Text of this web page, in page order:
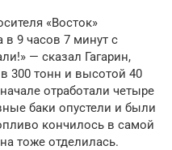
«Восток»
в 9 часов 7 минут с
— сказал Гагарин,
300 тонн и высотой 40
отработали четыре
баки опустели и были
кончилось в самой
тоже отделилась.